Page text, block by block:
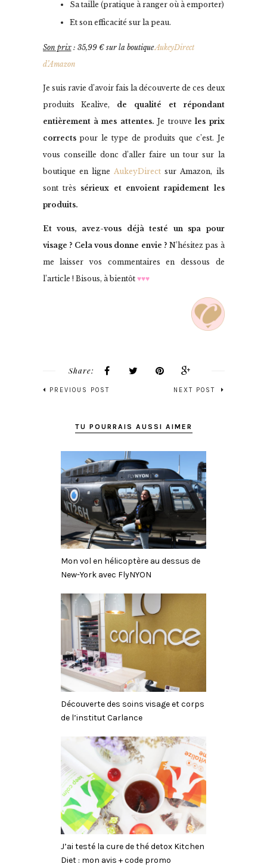
Sa taille (pratique à ranger où à emporter)
Et son efficacité sur la peau.
Son prix: 35,99 € sur la boutiqueAukeyDirect
d’Amazon
Je suis ravie d’avoir fais la découverte de ces deux
produits Kealive, de qualité et répondant
entièrement à mes attentes. Je trouveles prix
correctspour le type de produits que c’est. Je
vous conseille donc d’aller faire un tour sur la
boutique en ligne AukeyDirect sur Amazon, ils
sont très sérieux et envoient rapidement les
produits.
Et vous, avez-vous déjà testé un spa pour
visage ? Cela vous donne envie ? N’hésitez pas à
me laisser vos commentaires en dessous de
l’article ! Bisous, à bientôt ♥♥♥
Share:
PREVIOUS POST NEXT POST
TU POURRAIS AUSSI AIMER
Mon vol en hélicoptère au dessus de
New-York avec FlyNYON
Découverte des soins visage et corps
de l’institut Carlance
J’ai testé la cure de thé detox Kitchen
Diet : mon avis + code promo